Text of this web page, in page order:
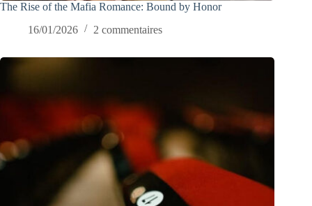
The Rise of the Mafia Romance: Bound by Honor
16/01/2026
2 commentaires